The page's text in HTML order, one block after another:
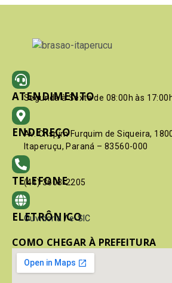
ATENDIMENTO
Segunda à Sexta de 08:00h às
ENDEREÇO
Av. Crispim Furquim de Siqueira,
Itaperuçu, Paraná – 83560-000
TELEFONE
(41) 3603-2205
ELETRÔNICO
Ouvidoria / e-SIC
COMO CHEGAR À PREFEITURA